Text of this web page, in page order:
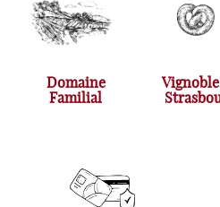
Domaine
Familial